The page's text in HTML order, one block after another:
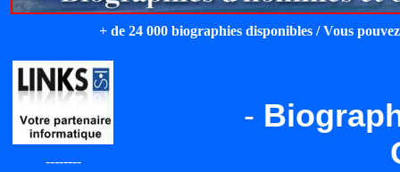
+ de 24 000 biographies disponibles / Vous
--------
-